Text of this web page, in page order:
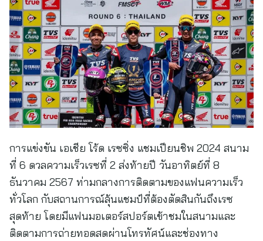
การแข่งขัน เอเชีย โร้ด เรซซิ่ง แชมเปียนชิพ 2024 สนาม
ที่ 6 ดวลความเร็วเรซที่ 2 ส่งท้ายปี วันอาทิตย์ที่ 8
ธันวาคม 2567 ท่ามกลางการติดตามของแฟนความเร็ว
ทั่วโลก กับสถานการณ์ลุ้นแชมป์ที่ต้องตัดสินกันถึงเรซ
สุดท้าย โดยมีแฟนมอเตอร์สปอร์ตเข้าชมในสนามและ
ติดตามการถ่ายทอดสดผ่านโทรทัศน์และช่องทาง